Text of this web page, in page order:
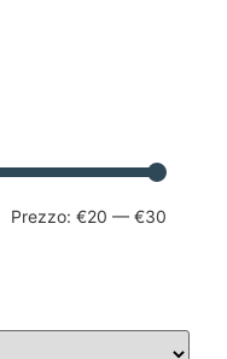
Prezzo: €20 — €30